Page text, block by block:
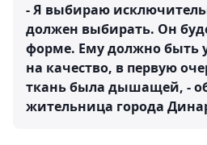
- Я выбираю
должен выбирать. Он
форме. Ему должно быть
на качество, в первую
ткань была дышащей, -
жительница города